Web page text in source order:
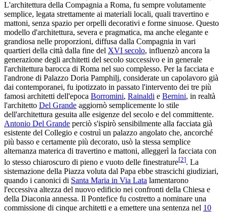
L'architettura della Compagnia a Roma, fu sempre volutamente
semplice, legata strettamente ai materiali locali, quali travertino e
mattoni, senza spazio per orpelli decorativi e forme sinuose. Questo
modello d'architettura, severa e pragmatica, ma anche elegante e
grandiosa nelle proporzioni, diffusa dalla Compagnia in vari
quartieri della città dalla fine del XVI secolo, influenzò ancora la
generazione degli architetti del secolo successivo e in generale
l'architettura barocca di Roma nel suo complesso. Per la facciata e
l'androne di Palazzo Doria Pamphilj, considerate un capolavoro già
dai contemporanei, fu ipotizzato in passato l'intervento dei tre più
famosi architetti dell'epoca Borromini, Rainaldi e Bernini, in realtà
l'architetto Del Grande aggiornò semplicemente lo stile
dell'architettura gesuita alle esigenze del secolo e del committente.
Antonio Del Grande perciò s'ispirò sensibilmente alla facciata già
esistente del Collegio e costruì un palazzo angolato che, ancorché
più basso e certamente più decorato, usò la stessa semplice
alternanza materica di travertino e mattoni, alleggerì la facciata con
lo stesso chiaroscuro di pieno e vuoto delle finestrature[2]. La
sistemazione della Piazza voluta dal Papa ebbe strascichi giudiziari,
quando i canonici di Santa Maria in Via Lata lamentarono
l'eccessiva altezza del nuovo edificio nei confronti della Chiesa e
della Diaconia annessa. Il Pontefice fu costretto a nominare una
commissione di cinque architetti e a emettere una sentenza nel 10